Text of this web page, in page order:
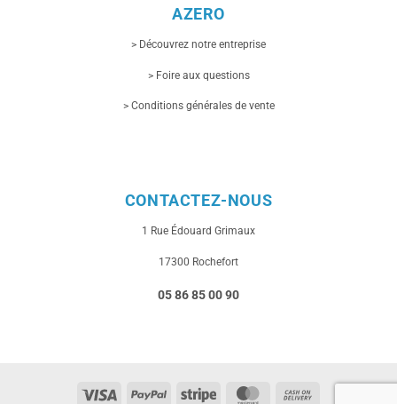
AZERO
> Découvrez notre entreprise
> Foire aux questions
> Conditions générales de vente
CONTACTEZ-NOUS
1 Rue Édouard Grimaux
17300 Rochefort
05 86 85 00 90
Visa PayPal Stripe MasterCard